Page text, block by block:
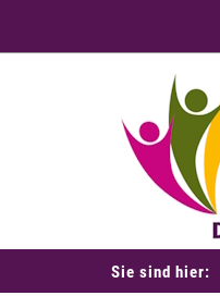
Sie sind hier: